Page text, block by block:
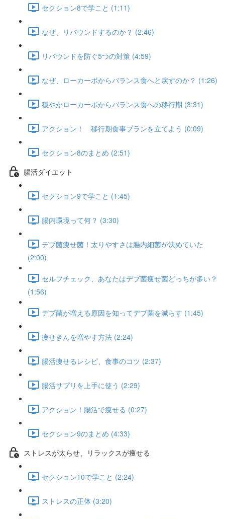
セクション8で学こと (1:11)
なぜ、リバウンドするのか？ (2:46)
リバウンドを防ぐ5つの対策 (4:59)
なぜ、ローカーボからバランス食へと戻すのか？ (1:26)
穏やかローカーボからバランス食への移行期 (3:31)
アクション！ 移行期食事プランを立てよう (0:09)
セクション8のまとめ (2:51)
腸活ダイエット
セクション9で学こと (1:45)
腸内環境って何？ (3:30)
デブ菌痩せ菌！太りやすさは腸内細菌が決めていた
(2:00)
セルフチェック、あなたはデブ菌痩せ菌どっちが多い？
(1:56)
デブ菌が増える原因を知ってデブ菌を減らす (1:45)
痩せきんを増やす方法 (2:24)
腸活痩せるレシピ、食事のコツ (2:37)
腸活サプリを上手に使う (2:29)
アクション！腸活で痩せる (0:27)
セクション9のまとめ (4:33)
ストレスが太らせ、リラックスが痩せる
セクション10で学こと (2:24)
ストレスの正体 (3:20)